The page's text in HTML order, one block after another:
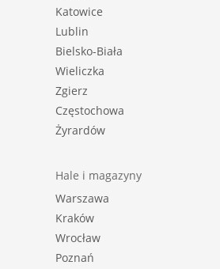
Katowice
Lublin
Bielsko-Biała
Wieliczka
Zgierz
Częstochowa
Żyrardów
Hale i magazyny
Warszawa
Kraków
Wrocław
Poznań